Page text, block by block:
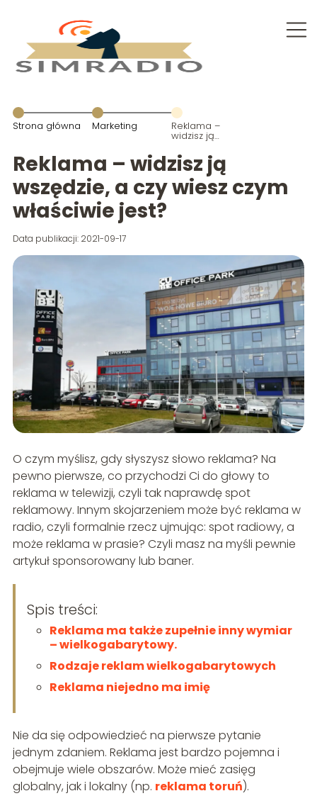
Strona główna Marketing Reklama –
widzisz ją
wszędzie, a
czy wiesz
czym
właściwie
jest?
Reklama – widzisz ją
wszędzie, a czy wiesz czym
właściwie jest?
Data publikacji: 2021-09-17
O czym myślisz, gdy słyszysz słowo reklama? Na
pewno pierwsze, co przychodzi Ci do głowy to
reklama w telewizji, czyli tak naprawdę spot
reklamowy. Innym skojarzeniem może być reklama w
radio, czyli formalnie rzecz ujmując: spot radiowy, a
może reklama w prasie? Czyli masz na myśli pewnie
artykuł sponsorowany lub baner.
Spis treści:
Reklama ma także zupełnie inny wymiar
– wielkogabarytowy.
Rodzaje reklam wielkogabarytowych
Reklama niejedno ma imię
Nie da się odpowiedzieć na pierwsze pytanie
jednym zdaniem. Reklama jest bardzo pojemna i
obejmuje wiele obszarów. Może mieć zasięg
globalny, jak i lokalny (np. reklama toruń).